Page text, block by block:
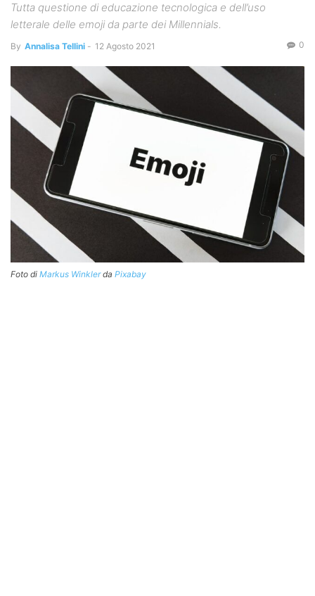
Tutta questione di educazione tecnologica e dell’uso
letterale delle emoji da parte dei Millennials.
By Annalisa Tellini - 12 Agosto 2021 0
Foto di Markus Winklerda Pixabay